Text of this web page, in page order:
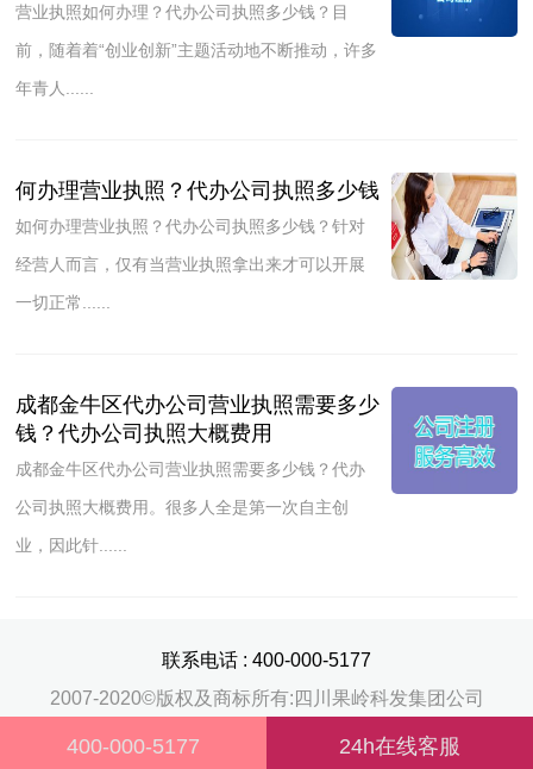
营业执照如何办理？代办公司执照多少钱？目
前，随着着“创业创新”主题活动地不断推动，许多
年青人......
何办理营业执照？代办公司执照多少钱
如何办理营业执照？代办公司执照多少钱？针对
经营人而言，仅有当营业执照拿出来才可以开展
一切正常......
成都金牛区代办公司营业执照需要多少
钱？代办公司执照大概费用
成都金牛区代办公司营业执照需要多少钱？代办
公司执照大概费用。很多人全是第一次自主创
业，因此针......
联系电话 : 400-000-5177
2007-2020©版权及商标所有:四川果岭科发集团公司
侵权必究 蜀ICP备18031087号-3 技术支持:思曼克科技
400-000-5177 24h在线客服